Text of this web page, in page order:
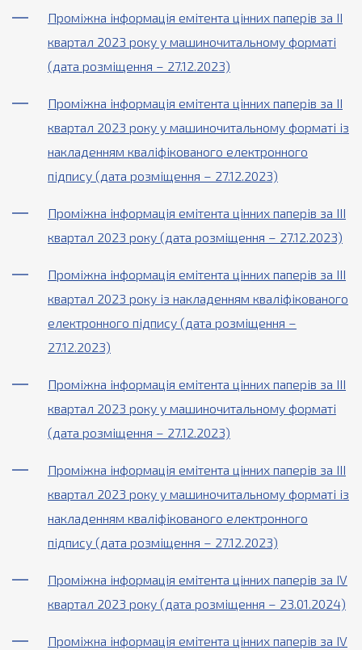
Проміжна інформація емітента цінних паперів за ІІ
квартал 2023 року у машиночитальному форматі
(дата розміщення – 27.12.2023)
Проміжна інформація емітента цінних паперів за ІІ
квартал 2023 року у машиночитальному форматі із
накладенням кваліфікованого електронного
підпису (дата розміщення – 27.12.2023)
Проміжна інформація емітента цінних паперів за ІІІ
квартал 2023 року (дата розміщення – 27.12.2023)
Проміжна інформація емітента цінних паперів за ІІІ
квартал 2023 року із накладенням кваліфікованого
електронного підпису (дата розміщення –
27.12.2023)
Проміжна інформація емітента цінних паперів за ІІІ
квартал 2023 року у машиночитальному форматі
(дата розміщення – 27.12.2023)
Проміжна інформація емітента цінних паперів за ІІІ
квартал 2023 року у машиночитальному форматі із
накладенням кваліфікованого електронного
підпису (дата розміщення – 27.12.2023)
Проміжна інформація емітента цінних паперів за ІV
квартал 2023 року (дата розміщення – 23.01.2024)
Проміжна інформація емітента цінних паперів за ІV